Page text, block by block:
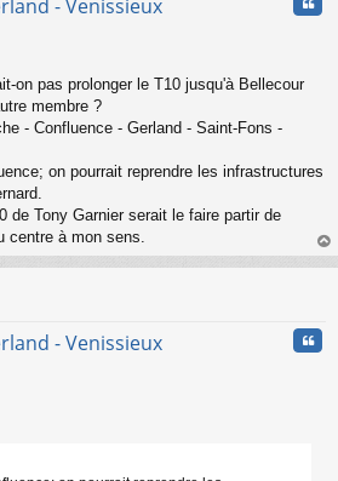
- Venissieux
on pas prolonger le T10 jusqu'à Bellecour
membre ?
- Confluence - Gerland - Saint-Fons -
on pourrait reprendre les infrastructures
de Tony Garnier serait le faire partir de
centre à mon sens.
au
- Venissieux